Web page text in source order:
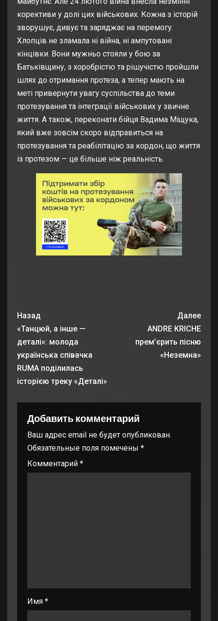
корективи у долі цих військових. Кожна з історій
зворушує, дивує та заряджає на перемогу.
Хлопців не зламала ні війна, ні ампутовані
кінцівки. Вони мужньо стояли у бою за
Батьківщину, з хоробрістю та рішучістю пройшли
шлях до отримання протеза, а тепер мають на
меті привернути увагу суспільства до теми
протезування та інтеграції військових у звичне
життя. А також, переконати бійця Вадима Міщука,
який вже зовсім скоро відправиться на
протезування та реабілітацію за кордон, що життя
із протезом — це більше ніж реальність.
Назад
«Танцюй, а інше —
деталі»: молода
українська співачка
RUMA поділилась
історією треку «Деталі»
Далее
ANDRE KRICHE
прем’єрить пісню
«Неземна»
Добавить комментарий
Ваш адрес email не будет опубликован.
Обязательные поля помечены *
Комментарий *
Имя *